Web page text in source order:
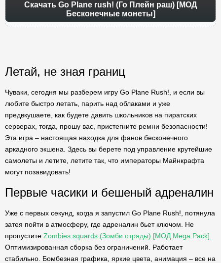
Скачать Go Plane rush! (Го Плейн раш) [МОД
Бесконечные монеты]
Летай, не зная границ
Чуваки, сегодня мы разберем игру Go Plane Rush!, и если вы
любите быстро летать, парить над облаками и уже
предвкушаете, как будете давить школьников на пиратских
серверах, тогда, прошу вас, пристегните ремни безопасности!
Эта игра – настоящая находка для фанов бесконечного
аркадного экшена. Здесь вы берете под управление крутейшие
самолеты и летите, летите так, что императоры Майнкрафта
могут позавидовать!
Первые часики и бешеный адреналин
Уже с первых секунд, когда я запустил Go Plane Rush!, потянула
затея пойти в атмосферу, где адреналин бьет ключом. Не
пропустите Zombies squards (Зомби отряды) [МОД Mega Pack]
Оптимизированная сборка без ограничений. Работает
стабильно. Бомбезная графика, яркие цвета, анимация – все на